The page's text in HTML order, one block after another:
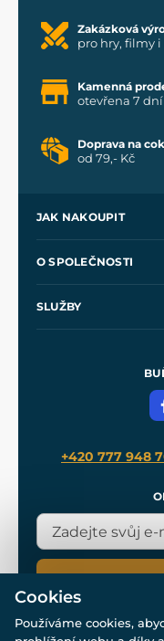
Zakázková
pro hry, filmy
Kamenná
otevřena 7
Doprava na
od 79,- Kč
JAK NAKOUPIT
Velkoobchod
O SPOLEČNOSTI
SLUŽBY
Meče pro
+420 777 948
Cookies
Používáme cookies,